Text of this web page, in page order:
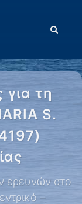
για τη
S.
ερευνών στο
–